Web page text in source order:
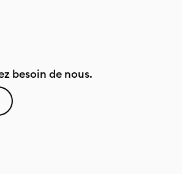
besoin de nous.